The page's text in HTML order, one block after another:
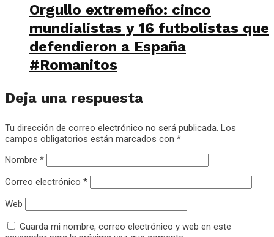
Orgullo extremeño: cinco
mundialistas y 16 futbolistas que
defendieron a España
#Romanitos
Deja una respuesta
Tu dirección de correo electrónico no será publicada. Los
campos obligatorios están marcados con *
Nombre *
Correo electrónico *
Web
Guarda mi nombre, correo electrónico y web en este